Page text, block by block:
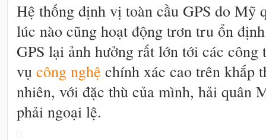
Hệ thống định vị toàn cầu GPS do Mỹ
lúc nào cũng hoạt động trơn tru ổn
GPS lại ảnh hưởng rất lớn tới các công
vụ công nghệ chính xác cao trên khắp
nhiên, với đặc thù của mình, hải quân
phải ngoại lệ.